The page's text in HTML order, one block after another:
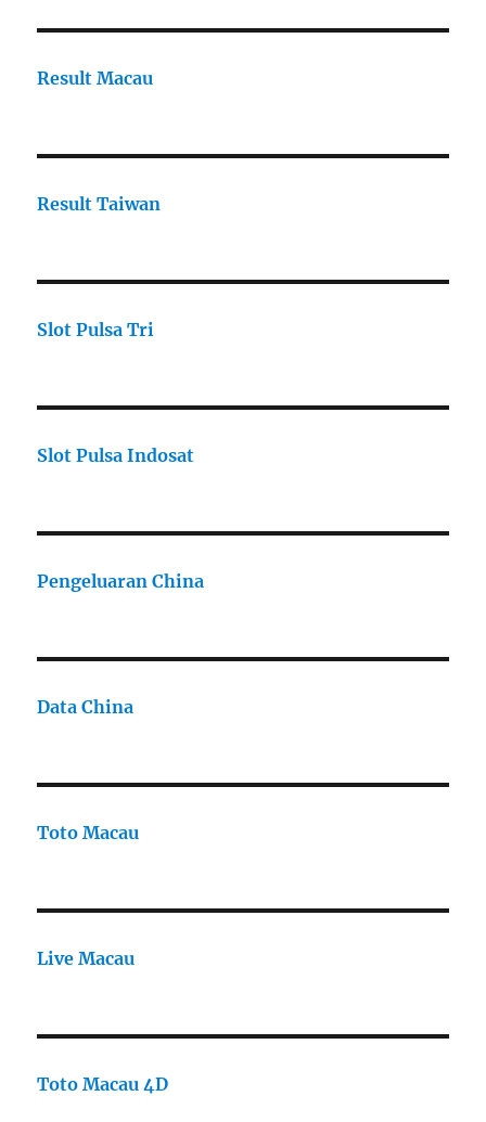
Result Macau
Result Taiwan
Slot Pulsa Tri
Slot Pulsa Indosat
Pengeluaran China
Data China
Toto Macau
Live Macau
Toto Macau 4D